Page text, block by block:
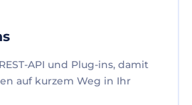
API und Plug-ins, damit
auf kurzem Weg in Ihr